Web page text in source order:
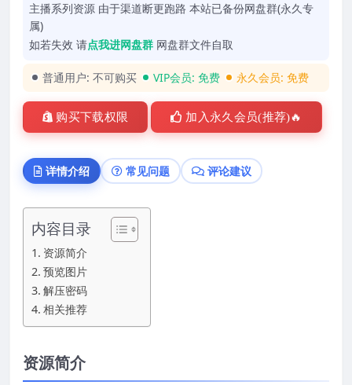
主播系列资源 由于渠道断更跑路 本站已备份网盘群(永久专
属)
如若失效 请点我进网盘群 网盘群文件自取
普通用户: 不可购买 VIP会员: 免费 永久会员: 免费
购买下载权限 加入永久会员(推荐)🔥
详情介绍 常见问题 评论建议
内容目录
资源简介
预览图片
解压密码
相关推荐
资源简介